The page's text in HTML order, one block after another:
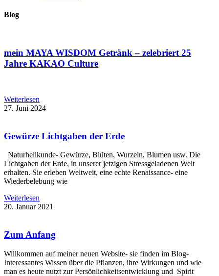
Blog
mein MAYA WISDOM Getränk – zelebriert 25
Jahre KAKAO Culture
Weiterlesen
27. Juni 2024
Gewürze Lichtgaben der Erde
Naturheilkunde- Gewürze, Blüten, Wurzeln, Blumen usw. Die
Lichtgaben der Erde, in unserer jetzigen Stressgeladenen Welt
erhalten. Sie erleben Weltweit, eine echte Renaissance- eine
Wiederbelebung wie
Weiterlesen
20. Januar 2021
Zum Anfang
Willkommen auf meiner neuen Website- sie finden im Blog-
Interessantes Wissen über die Pflanzen, ihre Wirkungen und wie
man es heute nutzt zur Persönlichkeitsentwicklung und Spirit